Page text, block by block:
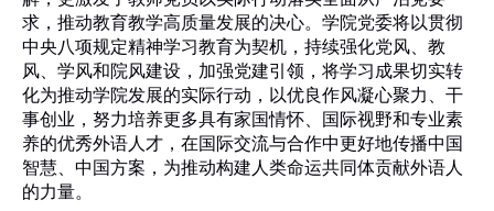
求，推动教育教学高质量发展的决心。学院党委将以贯彻
中央八项规定精神学习教育为契机，持续强化党风、教
风、学风和院风建设，加强党建引领，将学习成果切实转
化为推动学院发展的实际行动，以优良作风凝心聚力、干
事创业，努力培养更多具有家国情怀、国际视野和专业素
养的优秀外语人才，在国际交流与合作中更好地传播中国
智慧、中国方案，为推动构建人类命运共同体贡献外语人
的力量。